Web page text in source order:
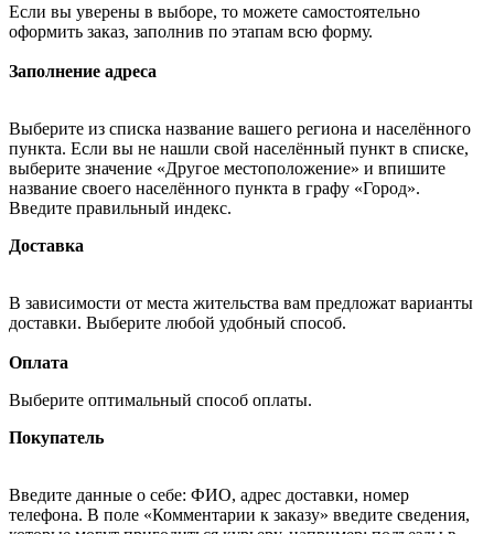
Если вы уверены в выборе, то можете самостоятельно
оформить заказ, заполнив по этапам всю форму.
Заполнение адреса
Выберите из списка название вашего региона и населённого
пункта. Если вы не нашли свой населённый пункт в списке,
выберите значение «Другое местоположение» и впишите
название своего населённого пункта в графу «Город».
Введите правильный индекс.
Доставка
В зависимости от места жительства вам предложат варианты
доставки. Выберите любой удобный способ.
Оплата
Выберите оптимальный способ оплаты.
Покупатель
Введите данные о себе: ФИО, адрес доставки, номер
телефона. В поле «Комментарии к заказу» введите сведения,